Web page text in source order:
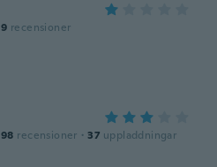
9 recensioner
98 recensioner · 37 uppladdningar